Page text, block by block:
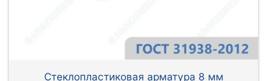
Стеклопластиковая арматура 8 мм